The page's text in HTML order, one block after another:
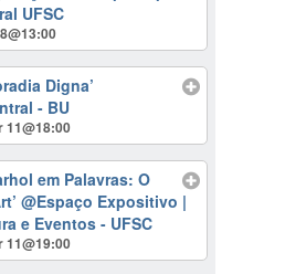
UFSC
Digna’
- BU
11@18:00
em Palavras: O
@Espaço Expositivo |
e Eventos - UFSC
11@19:00